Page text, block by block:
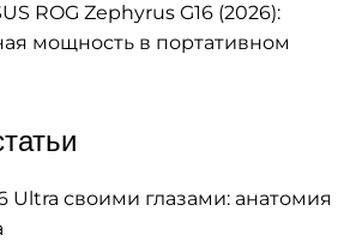
ROG Zephyrus G16 (2026):
мощность в портативном
Ultra своими глазами: анатомия